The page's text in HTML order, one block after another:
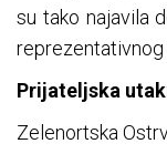
su tako najavila
reprezentativnog
Prijateljska
Zelenortska